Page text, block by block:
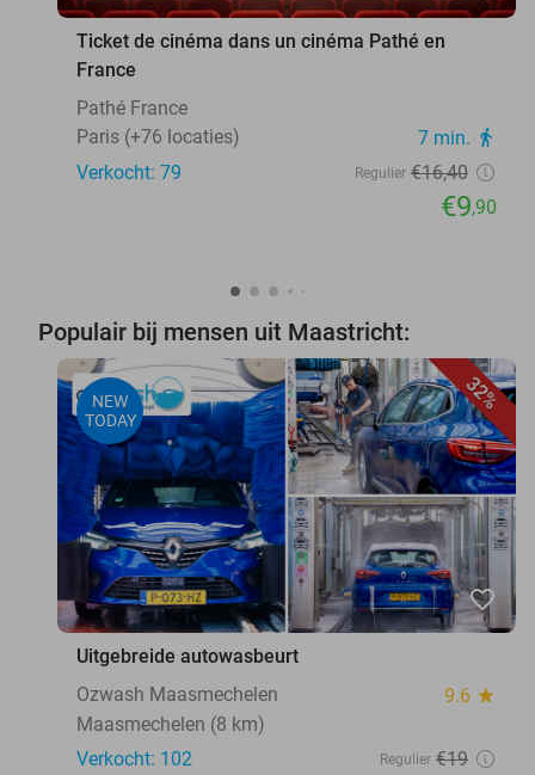
Ticket de cinéma dans un cinéma Pathé en
France
Pathé France
Paris (+76 locaties)
7 min. directions_walk
Verkocht: 79 Regulier €16,40
€9,90
Populair bij mensen uit Maastricht:
32%
NEW
TODAY
favorite_border
Uitgebreide autowasbeurt
Ozwash Maasmechelen
9.6 star
Maasmechelen (8 km)
Verkocht: 102
Regulier €19